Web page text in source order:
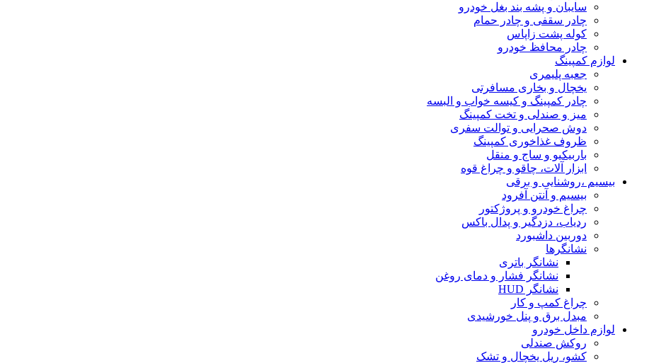
سایبان و پشه بند بغل خودرو
چادر سقفی و چادر حمام
کوله پشت زاپاس
چادر محافظ خودرو
لوازم کمپینگ
جعبه پلیمری
یخچال و بخاری مسافرتی
چادر کمپینگ و کیسه خواب و البسه
میز و صندلی و تخت کمپینگ
دوش صحرایی و توالت سفری
ظروف غذاخوری کمپینگ
باربیکیو و ساج و منقل
ابزار آلات، چاقو و چراغ قوه
بیسیم ،روشنایی و برقی
بیسیم و آنتن آفرود
چراغ خودرو و پروژکتور
ردیاب، دزدگیر و پدال باکس
دوربین داشبورد
نشانگرها
نشانگر باتری
نشانگر فشار و دمای روغن
نشانگر HUD
چراغ کمپ و کار
مبدل برق و پنل خورشیدی
لوازم داخل خودرو
روکش صندلی
کشو، ریل یخچال و تشک